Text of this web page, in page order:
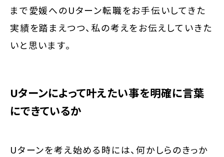
まで愛媛へのUターン転職をお手伝いしてきた
実績を踏まえつつ、私の考えをお伝えしていきた
いと思います。
Uターンによって叶えたい事を明確に言葉
にできているか
Uターンを考え始める時には、何かしらのきっか